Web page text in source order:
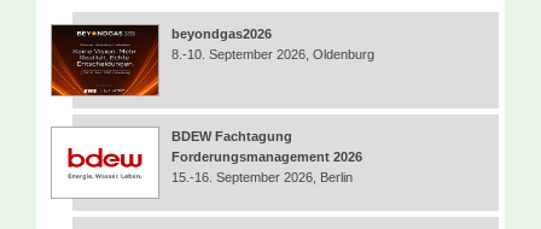
beyondgas2026
8.-10. September 2026, Oldenburg
BDEW Fachtagung
Forderungsmanagement 2026
15.-16. September 2026, Berlin